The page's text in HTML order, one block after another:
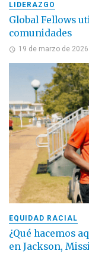
LIDERAZGO
Global Fellows
comunidades
19 de marzo de 2026
EQUIDAD RACIAL
¿Qué hacemos
en Jackson,